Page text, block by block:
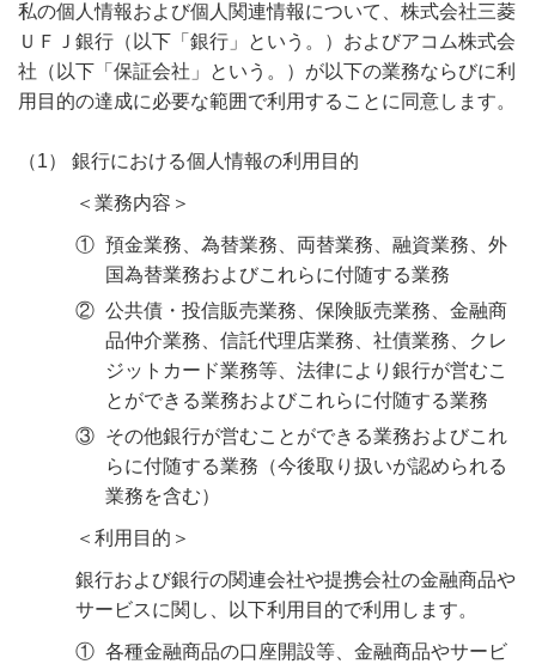
私の個人情報および個人関連情報について、株式会社三菱
ＵＦＪ銀行（以下「銀行」という。）およびアコム株式会
社（以下「保証会社」という。）が以下の業務ならびに利
用目的の達成に必要な範囲で利用することに同意します。
銀行における個人情報の利用目的
＜業務内容＞
① 預金業務、為替業務、両替業務、融資業務、外
国為替業務およびこれらに付随する業務
② 公共債・投信販売業務、保険販売業務、金融商
品仲介業務、信託代理店業務、社債業務、クレ
ジットカード業務等、法律により銀行が営むこ
とができる業務およびこれらに付随する業務
③ その他銀行が営むことができる業務およびこれ
らに付随する業務（今後取り扱いが認められる
業務を含む）
＜利用目的＞
銀行および銀行の関連会社や提携会社の金融商品や
サービスに関し、以下利用目的で利用します。
① 各種金融商品の口座開設等、金融商品やサービ